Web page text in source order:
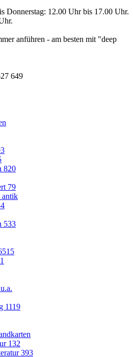
Donnerstag: 12.00 Uhr bis 17.00 Uhr.
anführen - am besten mit "deep
649
820
79
antik
533
1119
132
393